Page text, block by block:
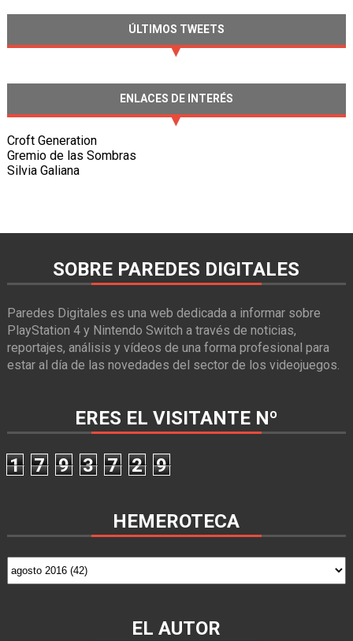
ÚLTIMOS TWEETS
ENLACES DE INTERÉS
Croft Generation
Gremio de las Sombras
Silvia Galiana
SOBRE PAREDES DIGITALES
Paredes Digitales es una web dedicada a informar sobre
PlayStation 4 y Nintendo Switch a través de noticias,
reportajes, análisis y vídeos de una forma profesional para
estar al día de las novedades del sector de los videojuegos.
ERES EL VISITANTE Nº
1 7 9 3 7 2 9
HEMEROTECA
EL AUTOR